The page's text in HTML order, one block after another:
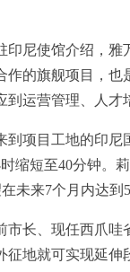
使馆介绍，雅万
作的旗舰项目，也
到运营管理、人才
目工地的印尼国
缩短至40分钟。
未来7个月内达到
、现任西爪哇省
征地就可实现延伸